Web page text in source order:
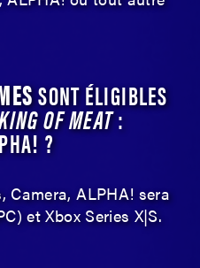
SONT ÉLIGIBLES
OF MEAT:
?
Camera, ALPHA! sera
et Xbox Series X|S.